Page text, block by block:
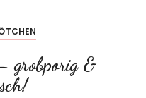
grobporig &